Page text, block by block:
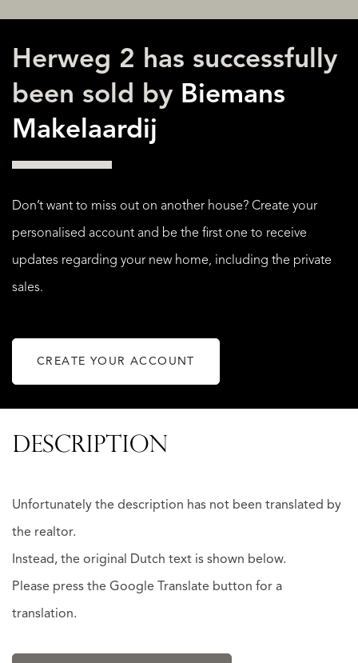
Herweg 2 has successfully
been sold by Biemans
Makelaardij
Don’t want to miss out on another house? Create your
personalised account and be the first one to receive
updates regarding your new home, including the private
sales.
CREATE YOUR ACCOUNT
DESCRIPTION
Unfortunately the description has not been translated by
the realtor.
Instead, the original Dutch text is shown below.
Please press the Google Translate button for a
translation.